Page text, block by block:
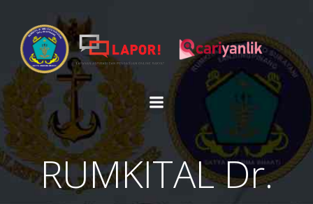
content
RUMKITAL Dr.